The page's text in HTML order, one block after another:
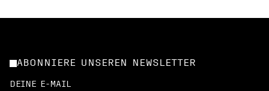
ABONNIERE UNSEREN NEWSLETTER
DEINE E-MAIL